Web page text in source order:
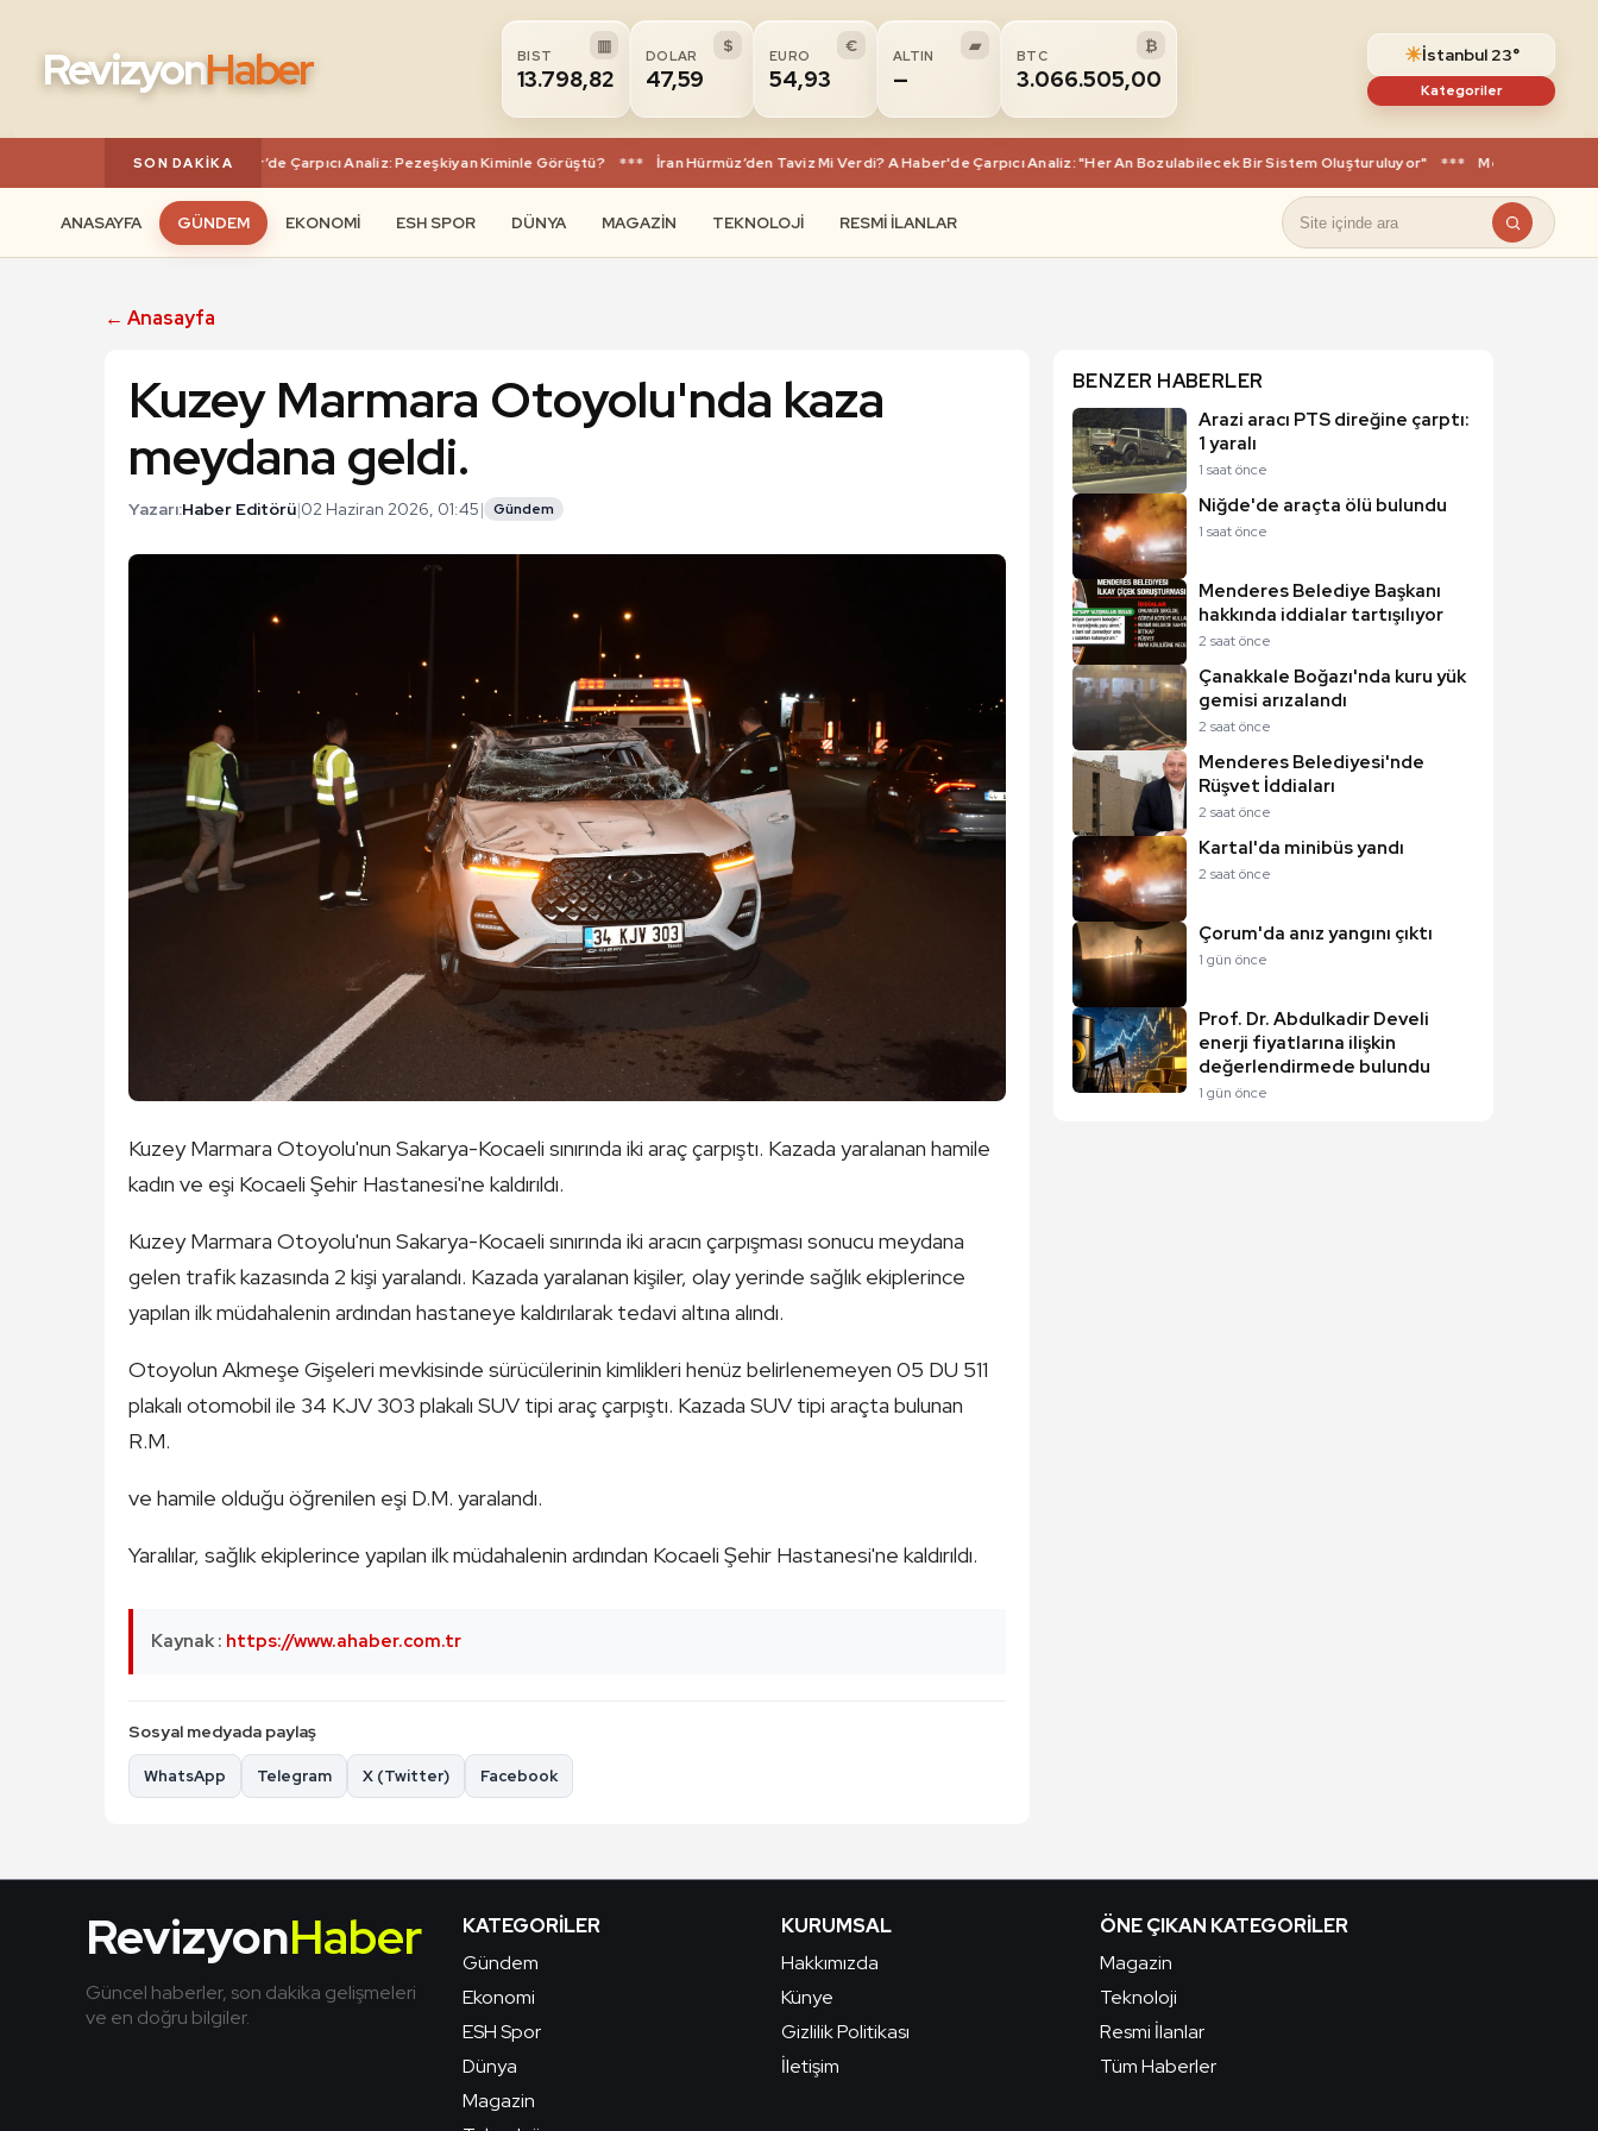
RevizyonHaber BIST
▥
13.798,82
DOLAR
$
47,59
EURO
€
54,93
ALTIN
▰
—
BTC
₿
3.066.505,00
☀İstanbul 23°
Kategoriler
SON DAKIKA
Araçta Gizemli Buluşma! A Haber’de Çarpıcı Analiz: Pezeşkiyan Kiminle Görüştü? *** İran Hürmüz’den Taviz Mi Verdi? A Haber'de Çarpıcı Analiz: "Her An Bozulabilecek Bir Sistem Oluşturuluyor" *** Menderes’ten
ANASAYFA GÜNDEM EKONOMI ESH SPOR DÜNYA MAGAZIN TEKNOLOJI RESMI İLANLAR
← Anasayfa
Kuzey Marmara Otoyolu'nda kaza
meydana geldi.
Yazarı:Haber Editörü|02 Haziran 2026, 01:45| Gündem
Kuzey Marmara Otoyolu'nun Sakarya-Kocaeli sınırında iki araç çarpıştı. Kazada yaralanan hamile
kadın ve eşi Kocaeli Şehir Hastanesi'ne kaldırıldı.
Kuzey Marmara Otoyolu'nun Sakarya-Kocaeli sınırında iki aracın çarpışması sonucu meydana
gelen trafik kazasında 2 kişi yaralandı. Kazada yaralanan kişiler, olay yerinde sağlık ekiplerince
yapılan ilk müdahalenin ardından hastaneye kaldırılarak tedavi altına alındı.
Otoyolun Akmeşe Gişeleri mevkisinde sürücülerinin kimlikleri henüz belirlenemeyen 05 DU 511
plakalı otomobil ile 34 KJV 303 plakalı SUV tipi araç çarpıştı. Kazada SUV tipi araçta bulunan
R.M.
ve hamile olduğu öğrenilen eşi D.M. yaralandı.
Yaralılar, sağlık ekiplerince yapılan ilk müdahalenin ardından Kocaeli Şehir Hastanesi'ne kaldırıldı.
Kaynak : https://www.ahaber.com.tr
Sosyal medyada paylaş
WhatsApp Telegram X (Twitter) Facebook
BENZER HABERLER
Arazi aracı PTS direğine çarptı:
1 yaralı
1 saat önce
Niğde'de araçta ölü bulundu
1 saat önce
Menderes Belediye Başkanı
hakkında iddialar tartışılıyor
2 saat önce
Çanakkale Boğazı'nda kuru yük
gemisi arızalandı
2 saat önce
Menderes Belediyesi'nde
Rüşvet İddiaları
2 saat önce
Kartal'da minibüs yandı
2 saat önce
Çorum'da anız yangını çıktı
1 gün önce
Prof. Dr. Abdulkadir Develi
enerji fiyatlarına ilişkin
değerlendirmede bulundu
1 gün önce
RevizyonHaber
Güncel haberler, son dakika gelişmeleri
ve en doğru bilgiler.
KATEGORILER
Gündem
Ekonomi
ESH Spor
Dünya
Magazin
KURUMSAL
Hakkımızda
Künye
Gizlilik Politikası
İletişim
ÖNE ÇIKAN KATEGORILER
Magazin
Teknoloji
Resmi İlanlar
Tüm Haberler